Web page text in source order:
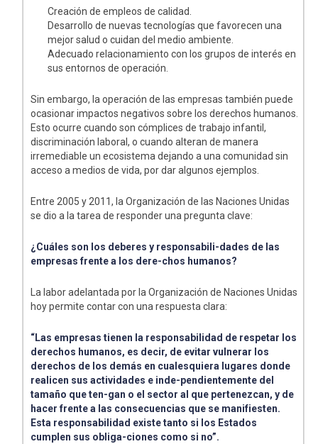
Creación de empleos de calidad.
Desarrollo de nuevas tecnologías que favorecen una
mejor salud o cuidan del medio ambiente.
Adecuado relacionamiento con los grupos de interés en
sus entornos de operación.
Sin embargo, la operación de las empresas también puede
ocasionar impactos negativos sobre los derechos humanos.
Esto ocurre cuando son cómplices de trabajo infantil,
discriminación laboral, o cuando alteran de manera
irremediable un ecosistema dejando a una comunidad sin
acceso a medios de vida, por dar algunos ejemplos.
Entre 2005 y 2011, la Organización de las Naciones Unidas
se dio a la tarea de responder una pregunta clave:
¿Cuáles son los deberes y responsabili-dades de las
empresas frente a los dere-chos humanos?
La labor adelantada por la Organización de Naciones Unidas
hoy permite contar con una respuesta clara:
“Las empresas tienen la responsabilidad de respetar los
derechos humanos, es decir, de evitar vulnerar los
derechos de los demás en cualesquiera lugares donde
realicen sus actividades e inde-pendientemente del
tamaño que ten-gan o el sector al que pertenezcan, y de
hacer frente a las consecuencias que se manifiesten.
Esta responsabilidad existe tanto si los Estados
cumplen sus obliga-ciones como si no”.